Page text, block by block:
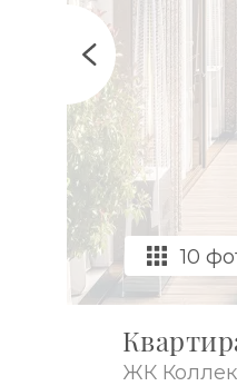
10
ЖК